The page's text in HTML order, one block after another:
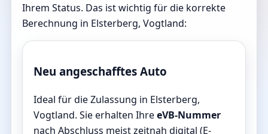
Ihrem Status. Das ist wichtig für die korrekte
Berechnung in Elsterberg, Vogtland:
Neu angeschafftes Auto
Ideal für die Zulassung in Elsterberg,
Vogtland. Sie erhalten IhreeVB-Nummer
nach Abschluss meist zeitnah digital (E-